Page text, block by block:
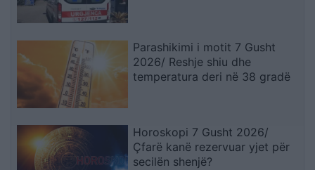
Parashikimi i motit 7 Gusht
2026/ Reshje shiu dhe
temperatura deri në 38 gradë
Horoskopi 7 Gusht 2026/
Çfarë kanë rezervuar yjet për
secilën shenjë?